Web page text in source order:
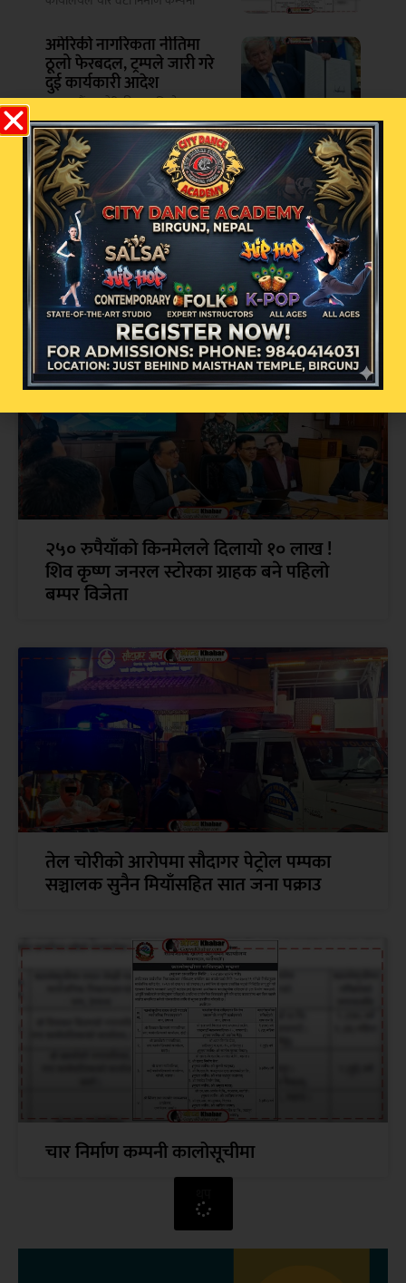
अमेरिकी नागरिकता नीतिमा
ठूलो फेरबदल, ट्रम्पले जारी गरे
दुई कार्यकारी आदेश
काठमाडौं – अमेरिकी राष्ट्रपति डोनाल्ड
ट्रम्पले बिहीबार जन्मसिद्ध
नागरिकतासम्बन्धी दुई
सम्बन्धित खबर
२५० रुपैयाँको किनमेलले दिलायो १० लाख !
शिव कृष्ण जनरल स्टोरका ग्राहक बने पहिलो
बम्पर विजेता
तेल चोरीको आरोपमा सौदागर पेट्रोल पम्पका
सञ्चालक सुनैन मियाँसहित सात जना पक्राउ
चार निर्माण कम्पनी कालोसूचीमा